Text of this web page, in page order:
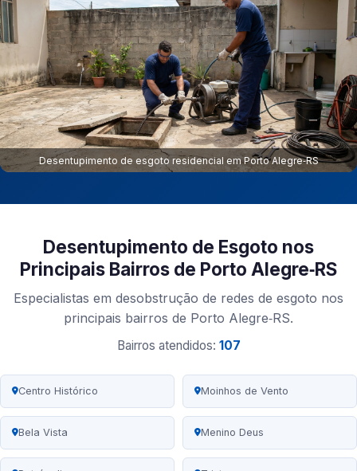
Desentupimento de esgoto residencial em Porto Alegre‑RS
Desentupimento de Esgoto nos
Principais Bairros de Porto Alegre‑RS
Especialistas em desobstrução de redes de esgoto nos
principais bairros de Porto Alegre‑RS.
Bairros atendidos: 107
Centro Histórico Moinhos de Vento
Bela Vista Menino Deus